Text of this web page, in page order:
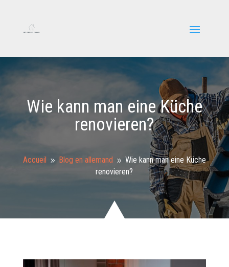
Wie kann man eine Küche
renovieren?
Accueil 9 Blog en allemand 9 Wie kann man eine Küche
renovieren?